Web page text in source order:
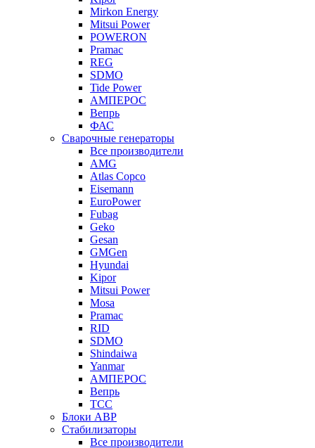
Mirkon Energy
Mitsui Power
POWERON
Pramac
REG
SDMO
Tide Power
АМПЕРОС
Вепрь
ФАС
Сварочные генераторы
Все производители
AMG
Atlas Copco
Eisemann
EuroPower
Fubag
Geko
Gesan
GMGen
Hyundai
Kipor
Mitsui Power
Mosa
Pramac
RID
SDMO
Shindaiwa
Yanmar
АМПЕРОС
Вепрь
ТСС
Блоки АВР
Стабилизаторы
Все производители